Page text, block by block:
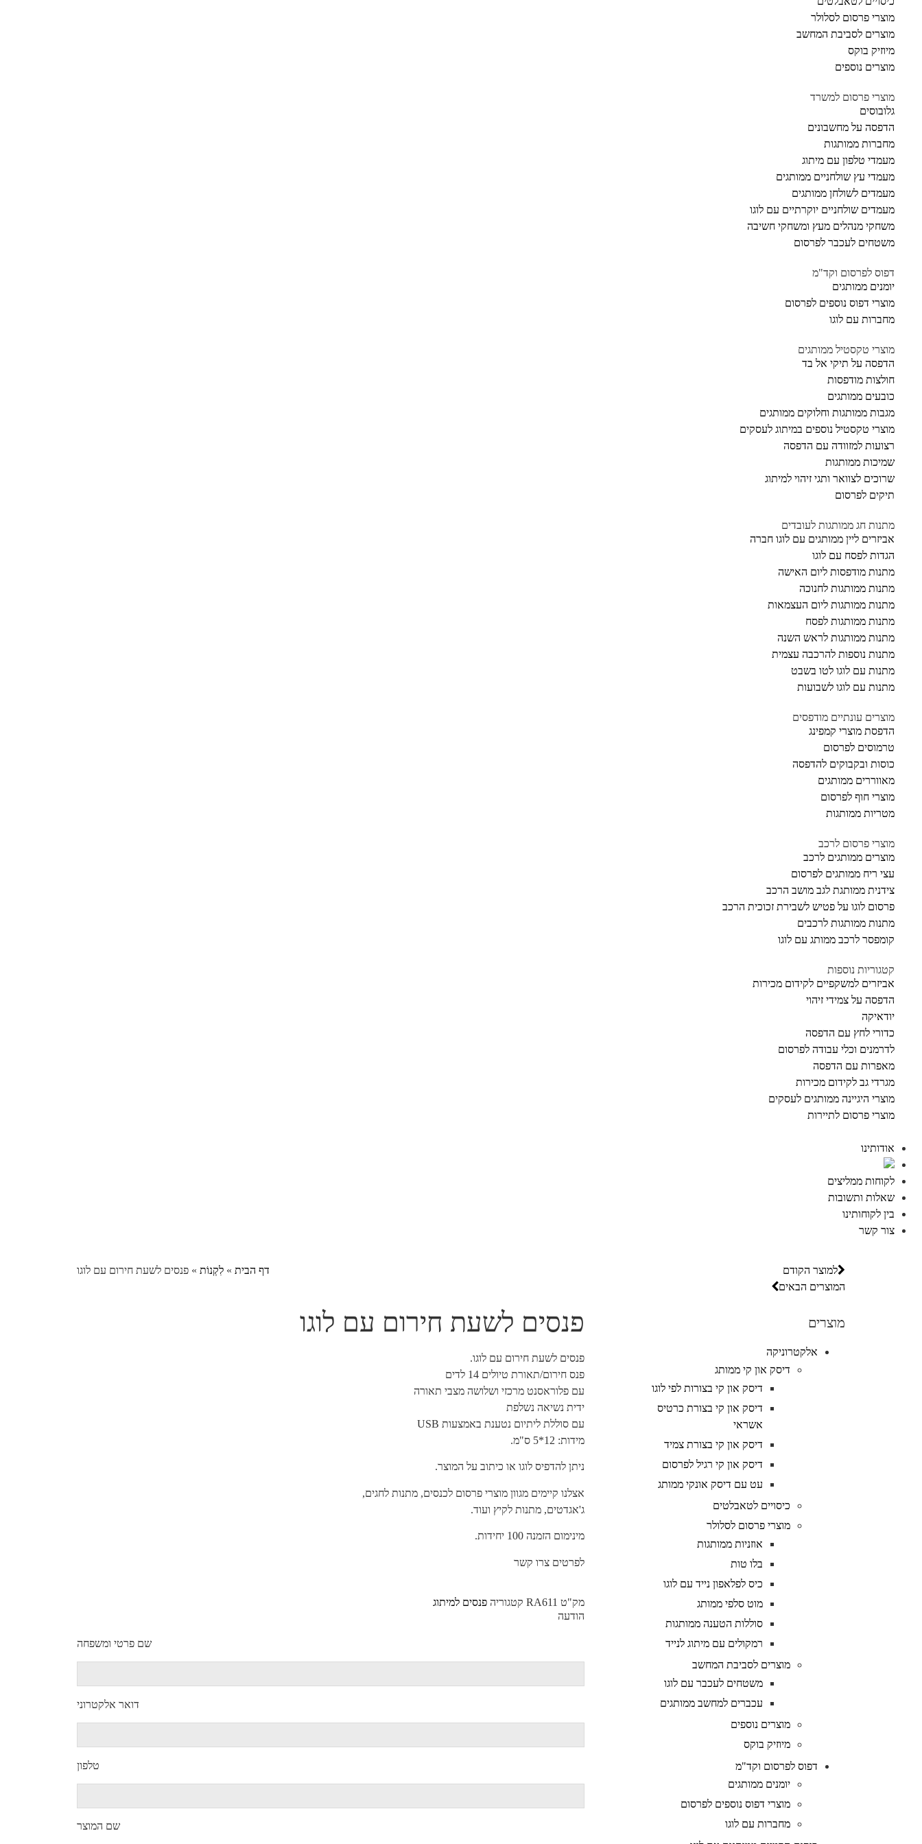
מוצרי פרסום לסלולר
מוצרים לסביבת המחשב
מיוזיק בוקס
מוצרים נוספים
מוצרי פרסום למשרד
גלובוסים
הדפסה על מחשבונים
מחברות ממותגות
מעמדי טלפון עם מיתוג
מעמדי עץ שולחניים ממותגים
מעמדים לשולחן ממותגים
מעמדים שולחניים יוקרתיים עם לוגו
משחקי מנהלים מעץ ומשחקי חשיבה
משטחים לעכבר לפרסום
דפוס לפרסום וקד"מ
יומנים ממותגים
מוצרי דפוס נוספים לפרסום
מחברות עם לוגו
מוצרי טקסטיל ממותגים
הדפסה על תיקי אל בד
חולצות מודפסות
כובעים ממותגים
מגבות ממותגות וחלוקים ממותגים
מוצרי טקסטיל נוספים במיתוג לעסקים
רצועות למזוודה עם הדפסה
שמיכות ממותגות
שרוכים לצוואר ותגי זיהוי למיתוג
תיקים לפרסום
מתנות חג ממותגות לעובדים
אביזרים ליין ממותגים עם לוגו חברה
הגדות לפסח עם לוגו
מתנות מודפסות ליום האישה
מתנות ממותגות לחנוכה
מתנות ממותגות ליום העצמאות
מתנות ממותגות לפסח
מתנות ממותגות לראש השנה
מתנות נוספות להרכבה עצמית
מתנות עם לוגו לטו בשבט
מתנות עם לוגו לשבועות
מוצרים עונתיים מודפסים
הדפסת מוצרי קמפינג
טרמוסים לפרסום
כוסות ובקבוקים להדפסה
מאווררים ממותגים
מוצרי חוף לפרסום
מטריות ממותגות
מוצרי פרסום לרכב
מוצרים ממותגים לרכב
עצי ריח ממותגים לפרסום
צידנית ממותגת לגב מושב הרכב
פרסום לוגו על פטיש לשבירת זכוכית הרכב
מתנות ממותגות לרכבים
קומפסר לרכב ממותג עם לוגו
קטגוריות נוספות
אביזרים למשקפיים לקידום מכירות
הדפסה על צמידי זיהוי
יודאיקה
כדורי לחץ עם הדפסה
לדרמנים וכלי עבודה לפרסום
מאפרות עם הדפסה
מגרדי גב לקידום מכירות
מוצרי היגיינה ממותגים לעסקים
מוצרי פרסום לתיירות
אודותינו
לקוחות ממליצים
שאלות ותשובות
בין לקוחותינו
צור קשר
למוצר הקודם
המוצרים הבאים
דף הבית » לִקְנוֹת » פנסים לשעת חירום עם לוגו
מוצרים
אלקטרוניקה
דיסק און קי ממותג
דיסק און קי בצורות לפי לוגו
דיסק און קי בצורת כרטיס
אשראי
דיסק און קי בצורת צמיד
דיסק און קי רגיל לפרסום
עט עם דיסק אונקי ממותג
כיסויים לטאבלטים
מוצרי פרסום לסלולר
אוזניות ממותגות
בלו טות
כיס לפלאפון נייד עם לוגו
מוט סלפי ממותג
סוללות הטענה ממותגות
רמקולים עם מיתוג לנייד
מוצרים לסביבת המחשב
משטחים לעכבר עם לוגו
עכברים למחשב ממותגים
מוצרים נוספים
מיוזיק בוקס
דפוס לפרסום וקד"מ
יומנים ממותגים
מוצרי דפוס נוספים לפרסום
מחברות עם לוגו
פנסים לשעת חירום עם לוגו
פנסים לשעת חירום עם לוגו.
פנס חירום/תאורת טיולים 14 לדים
עם פלוראסנט מרכזי ושלושה מצבי תאורה
ידית נשיאה נשלפת
עם סוללת ליתיום נטענת באמצעות USB
מידות: 12*5 ס"מ.
ניתן להדפיס לוגו או כיתוב על המוצר.
אצלנו קיימים מגוון מוצרי פרסום לכנסים, מתנות לחגים,
ג'אגדטים, מתנות לקיץ ועוד.
מינימום הזמנה 100 יחידות.
לפרטים צרו קשר
מק"ט RA611 קטגוריה פנסים למיתוג
הודעה
שם פרטי ומשפחה
דואר אלקטרוני
טלפון
שם המוצר